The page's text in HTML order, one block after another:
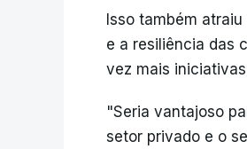
Isso também
e a resiliência das
vez mais
"Seria vantajoso
setor privado e o